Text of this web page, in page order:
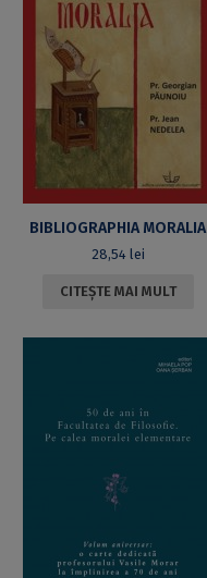
BIBLIOGRAPHIA MORALIA
28,54 lei
CITEȘTE MAI MULT